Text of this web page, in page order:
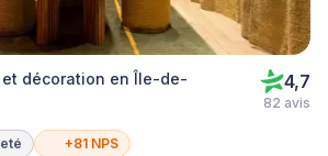
décoration en Île-de-
4,7
82 avis
+81 NPS